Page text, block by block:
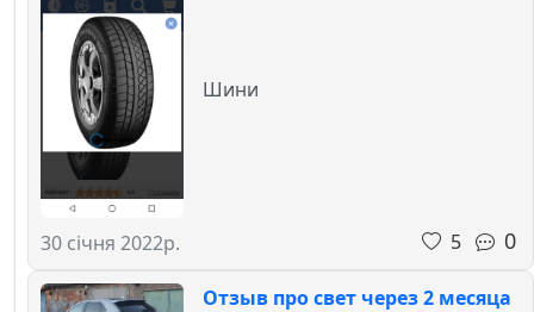
30 січня 2022р.
Шини
5 0
Отзыв про свет через 2 месяца